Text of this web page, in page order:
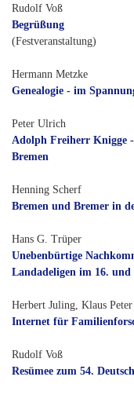
Rudolf Voß
Begrüßung
(Festveranstaltung)
Hermann Metzke
Genealogie - im
Peter Ulrich
Adolph Freiherr Knigge
Bremen
Henning Scherf
Bremen und Bremer in
Hans G. Trüper
Unebenbürtige
Landadeligen im 16.
Herbert Juling, Klaus Peter
Internet für
Rudolf Voß
Resümee zum 54.